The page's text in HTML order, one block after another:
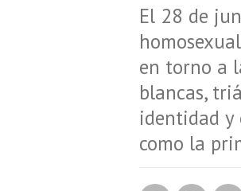
El 28 de
en torno a
blancas,
identidad y
como la